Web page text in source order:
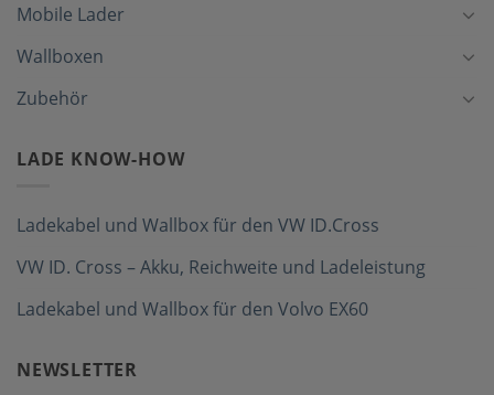
Mobile Lader
Wallboxen
Zubehör
LADE KNOW-HOW
Ladekabel und Wallbox für den VW ID.Cross
VW ID. Cross – Akku, Reichweite und Ladeleistung
Ladekabel und Wallbox für den Volvo EX60
NEWSLETTER